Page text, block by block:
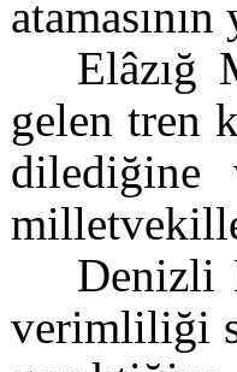
atamasının
Elâzığ
gelen tren
dilediğine
Denizli
verimliliği